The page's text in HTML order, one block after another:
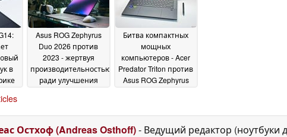
June 2026
в
Asus ROG Zephyrus
Duo 2026 против
2023 - жертвуя
производительностью
ради улучшения
Битва компактных
мощных
компьютеров - Acer
Predator Triton против
Asus ROG Zephyrus
Остхоф (Andreas Osthoff)- Ведущий редактор (ноутбуки